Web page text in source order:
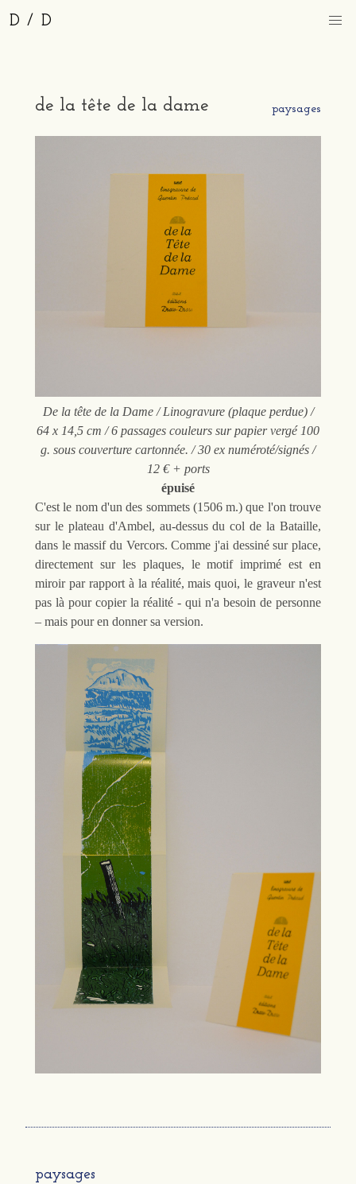
D / D
paysages
de la tête de la dame
De la tête de la Dame / Linogravure (plaque perdue) /
64 x 14,5 cm / 6 passages couleurs sur papier vergé 100
g. sous couverture cartonnée. / 30 ex numéroté/signés /
12 € + ports
épuisé
C'est le nom d'un des sommets (1506 m.) que l'on trouve
sur le plateau d'Ambel, au-dessus du col de la Bataille,
dans le massif du Vercors. Comme j'ai dessiné sur place,
directement sur les plaques, le motif imprimé est en
miroir par rapport à la réalité, mais quoi, le graveur n'est
pas là pour copier la réalité - qui n'a besoin de personne
– mais pour en donner sa version.
paysages